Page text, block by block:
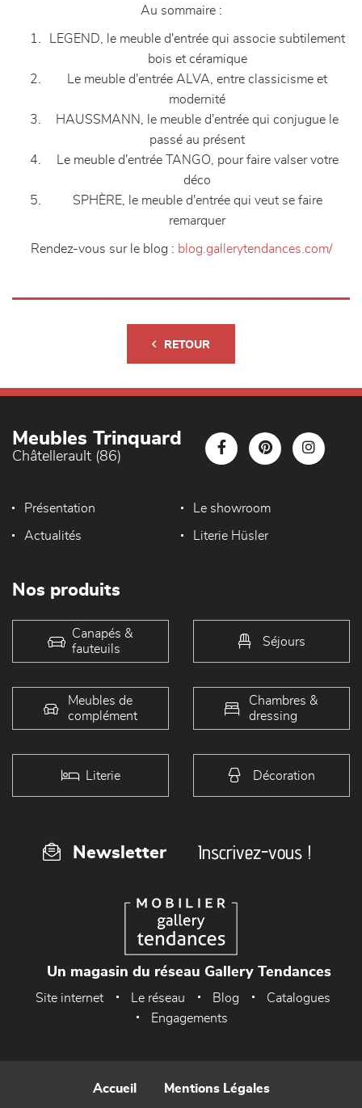
Au sommaire :
LEGEND, le meuble d'entrée qui associe subtilement
bois et céramique
Le meuble d'entrée ALVA, entre classicisme et
modernité
HAUSSMANN, le meuble d'entrée qui conjugue le
passé au présent
Le meuble d'entrée TANGO, pour faire valser votre
déco
SPHÈRE, le meuble d'entrée qui veut se faire
remarquer
Rendez-vous sur le blog : blog.gallerytendances.com/
RETOUR
Meubles Trinquard
Châtellerault (86)
Présentation Le showroom
Actualités Literie Hüsler
Nos produits
Canapés &
fauteuils
Séjours
Meubles de
complément
Chambres &
dressing
Literie Décoration
Newsletter Inscrivez-vous !
Un magasin du réseau Gallery Tendances
Site internet Le réseau Blog
Catalogues
Engagements
Accueil Mentions Légales